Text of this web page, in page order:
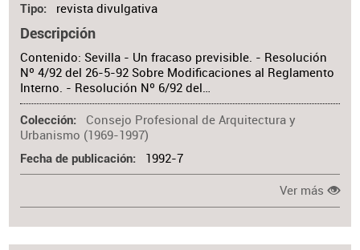
Tipo revista divulgativa
Descripción
Contenido: Sevilla - Un fracaso previsible. - Resolución
Nº 4/92 del 26-5-92 Sobre Modificaciones al Reglamento
Interno. - Resolución Nº 6/92 del…
Colección
Consejo Profesional de Arquitectura y
Urbanismo (1969-1997)
Fecha de publicación 1992-7
Ver más